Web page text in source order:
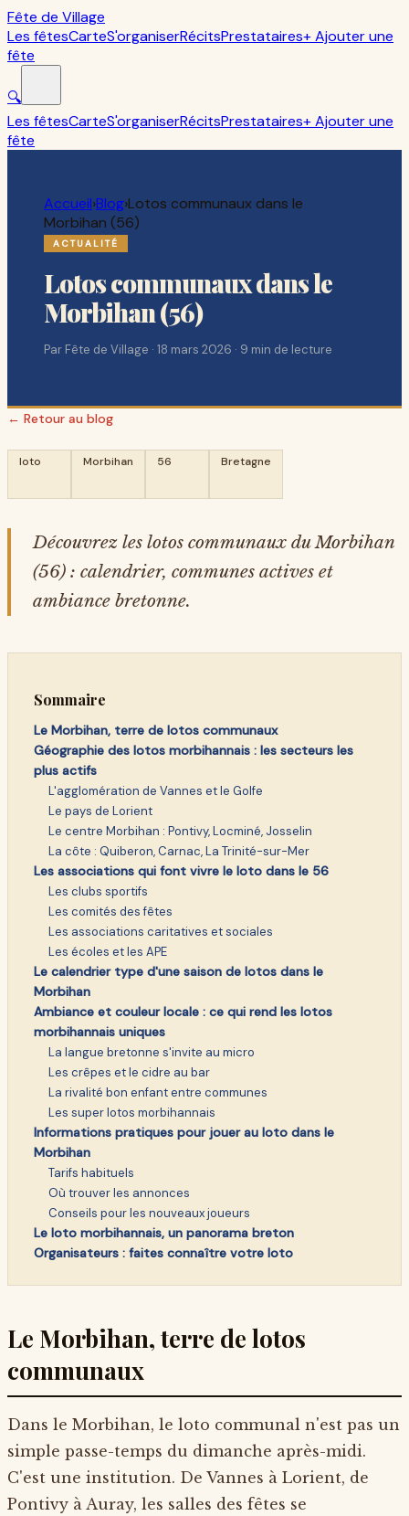
Fête de Village
Les fêtesCarteS'organiserRécitsPrestataires+ Ajouter une
fête
🔍
Les fêtesCarteS'organiserRécitsPrestataires+ Ajouter une
fête
Accueil›Blog›Lotos communaux dans le
Morbihan (56)
ACTUALITÉ
Lotos communaux dans le
Morbihan (56)
Par Fête de Village · 18 mars 2026 · 9 min de lecture
← Retour au blog
loto Morbihan 56 Bretagne
Découvrez les lotos communaux du Morbihan
(56) : calendrier, communes actives et
ambiance bretonne.
Sommaire
Le Morbihan, terre de lotos communaux
Géographie des lotos morbihannais : les secteurs les
plus actifs
L'agglomération de Vannes et le Golfe
Le pays de Lorient
Le centre Morbihan : Pontivy, Locminé, Josselin
La côte : Quiberon, Carnac, La Trinité-sur-Mer
Les associations qui font vivre le loto dans le 56
Les clubs sportifs
Les comités des fêtes
Les associations caritatives et sociales
Les écoles et les APE
Le calendrier type d'une saison de lotos dans le
Morbihan
Ambiance et couleur locale : ce qui rend les lotos
morbihannais uniques
La langue bretonne s'invite au micro
Les crêpes et le cidre au bar
La rivalité bon enfant entre communes
Les super lotos morbihannais
Informations pratiques pour jouer au loto dans le
Morbihan
Tarifs habituels
Où trouver les annonces
Conseils pour les nouveaux joueurs
Le loto morbihannais, un panorama breton
Organisateurs : faites connaître votre loto
Le Morbihan, terre de lotos
communaux
Dans le Morbihan, le loto communal n'est pas un
simple passe-temps du dimanche après-midi.
C'est une institution. De Vannes à Lorient, de
Pontivy à Auray, les salles des fêtes se